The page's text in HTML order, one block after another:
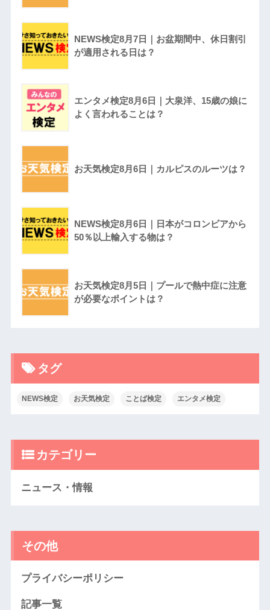
NEWS検定8月7日｜お盆期間中、休日割引
が適用される日は？
エンタメ検定8月6日｜大泉洋、15歳の娘に
よく言われることは？
お天気検定8月6日｜カルピスのルーツは？
NEWS検定8月6日｜日本がコロンビアから
50％以上輸入する物は？
お天気検定8月5日｜プールで熱中症に注意
が必要なポイントは？
タグ
NEWS検定 お天気検定 ことば検定 エンタメ検定
カテゴリー
ニュース・情報
その他
プライバシーポリシー
記事一覧